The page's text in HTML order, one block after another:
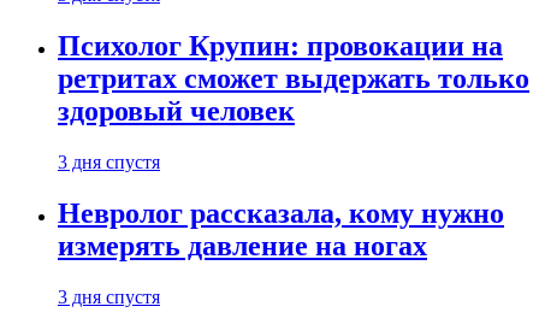
Психолог Крупин: провокации на
ретритах сможет выдержать только
здоровый человек
3 дня спустя
Невролог рассказала, кому нужно
измерять давление на ногах
3 дня спустя